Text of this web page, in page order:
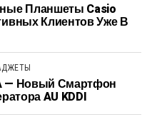
Планшеты Casio
Клиентов Уже В
— Новый Смартфон
AU KDDI